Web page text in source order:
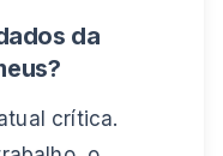
da
crítica.